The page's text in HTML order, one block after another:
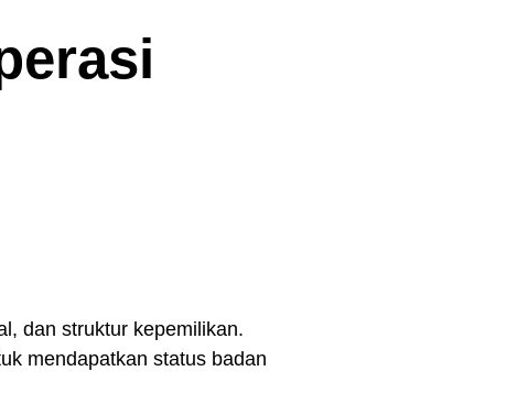
dan struktur kepemilikan.
mendapatkan status badan